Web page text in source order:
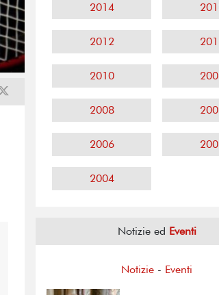
2014
2012
2010
2008
2006
2004
Notizie ed Eventi
Notizie - Eventi